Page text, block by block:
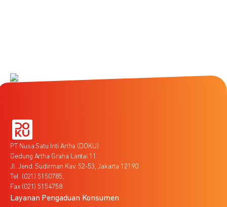
PT Nusa Satu Inti Artha (DOKU)
Gedung Artha Graha Lantai 11
Jl. Jend. Sudirman Kav. 52-53, Jakarta 12190
Tel. (021) 5150785,
Fax (021) 5154758
Layanan Pengaduan Konsumen